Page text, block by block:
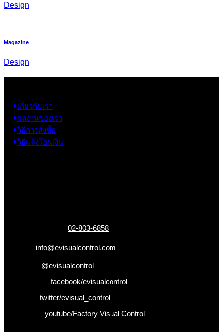
Design
Magazine
Design
เกี่ยวกับเรา
ผลงานของเรา
วิธีการสั่งซื้อ
วิธีแจ้งโอนเงิน
02-803-6858
info@evisualcontrol.com
@evisualcontrol
facebook/evisualcontrol
twitter/evisual_control
youtube/Factory Visual Control